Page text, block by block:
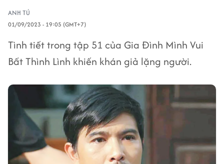
ANH TÚ
01/09/2023 - 19:05 (GMT+7)
Tình tiết trong tập 51 của Gia Đình Mình Vui
Bất Thình Lình khiến khán giả lặng người.